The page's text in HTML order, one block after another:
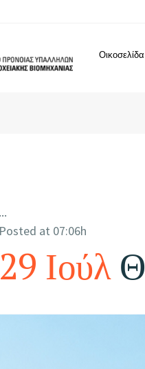
Οικοσελίδα
29 Ιούλ
Posted at 07:06h
...